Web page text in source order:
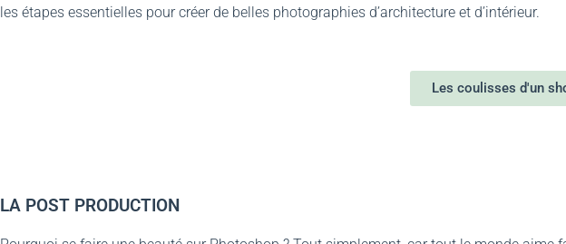
les étapes essentielles pour créer de belles photographies d’architecture et d’intérieur.
Les coulisses d'un
LA POST PRODUCTION